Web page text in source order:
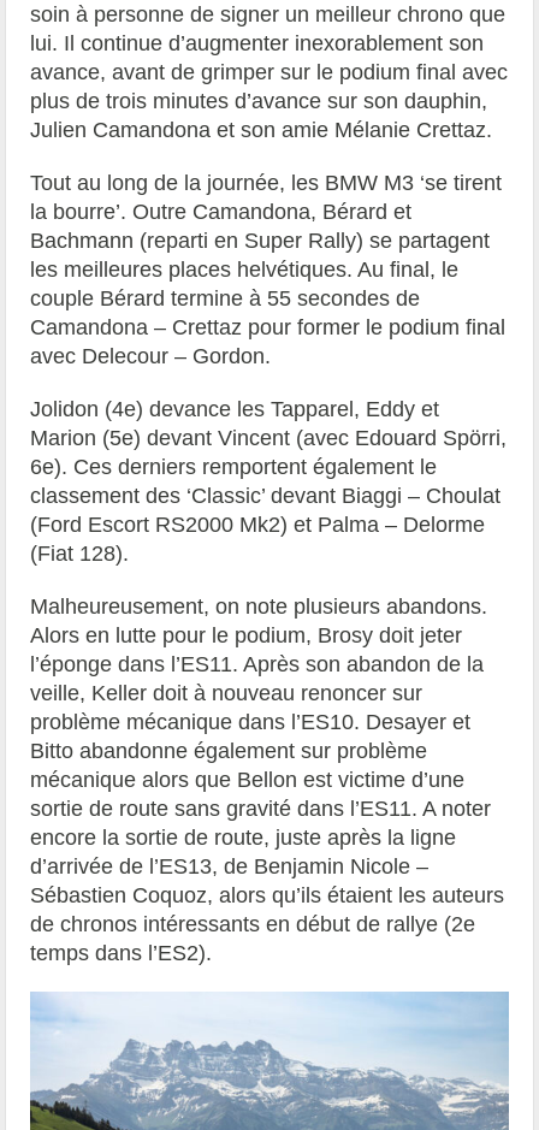
soin à personne de signer un meilleur chrono que
lui. Il continue d’augmenter inexorablement son
avance, avant de grimper sur le podium final avec
plus de trois minutes d’avance sur son dauphin,
Julien Camandona et son amie Mélanie Crettaz.
Tout au long de la journée, les BMW M3 ‘se tirent
la bourre’. Outre Camandona, Bérard et
Bachmann (reparti en Super Rally) se partagent
les meilleures places helvétiques. Au final, le
couple Bérard termine à 55 secondes de
Camandona – Crettaz pour former le podium final
avec Delecour – Gordon.
Jolidon (4e) devance les Tapparel, Eddy et
Marion (5e) devant Vincent (avec Edouard Spörri,
6e). Ces derniers remportent également le
classement des ‘Classic’ devant Biaggi – Choulat
(Ford Escort RS2000 Mk2) et Palma – Delorme
(Fiat 128).
Malheureusement, on note plusieurs abandons.
Alors en lutte pour le podium, Brosy doit jeter
l’éponge dans l’ES11. Après son abandon de la
veille, Keller doit à nouveau renoncer sur
problème mécanique dans l’ES10. Desayer et
Bitto abandonne également sur problème
mécanique alors que Bellon est victime d’une
sortie de route sans gravité dans l’ES11. A noter
encore la sortie de route, juste après la ligne
d’arrivée de l’ES13, de Benjamin Nicole –
Sébastien Coquoz, alors qu’ils étaient les auteurs
de chronos intéressants en début de rallye (2e
temps dans l’ES2).